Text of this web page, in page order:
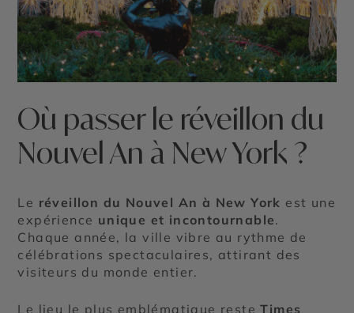
Où passer le réveillon du
Nouvel An à New York ?
Le réveillon du Nouvel An à New York est une
expérience unique et incontournable.
Chaque année, la ville vibre au rythme de
célébrations spectaculaires, attirant des
visiteurs du monde entier.
Le lieu le plus emblématique resteTimes